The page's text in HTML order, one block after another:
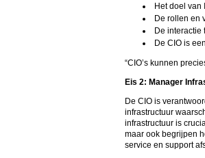
Het doel van
De rollen en
De interactie
De CIO is
“CIO’s kunnen
Eis 2: Manager
De CIO is
infrastructuur
infrastructuur is
maar ook begrijpen
service en support